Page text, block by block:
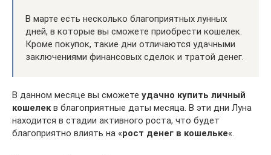
В марте есть несколько благоприятных лунных
дней, в которые вы сможете приобрести кошелек.
Кроме покупок, такие дни отличаются удачными
заключениями финансовых сделок и тратой денег.
В данном месяце вы сможете удачно купить личный
кошелекв благоприятные даты месяца. В эти дни Луна
находится в стадии активного роста, что будет
благоприятно влиять на «рост денег в кошельке«.